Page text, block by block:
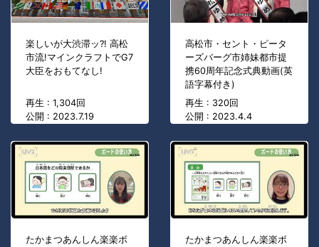
楽しいが大渋滞ッ?! 高松
市流!マインクラフトでG7
大臣をおもてなし!
再生 : 1,304回
公開 : 2023.7.19
高松市・セント・ピータ
ーズバーグ市姉妹都市提
携60周年記念式典動画(英
語字幕付き)
再生 : 320回
公開 : 2023.4.4
たかまつあんしん楽楽ボ
たかまつあんしん楽楽ボ